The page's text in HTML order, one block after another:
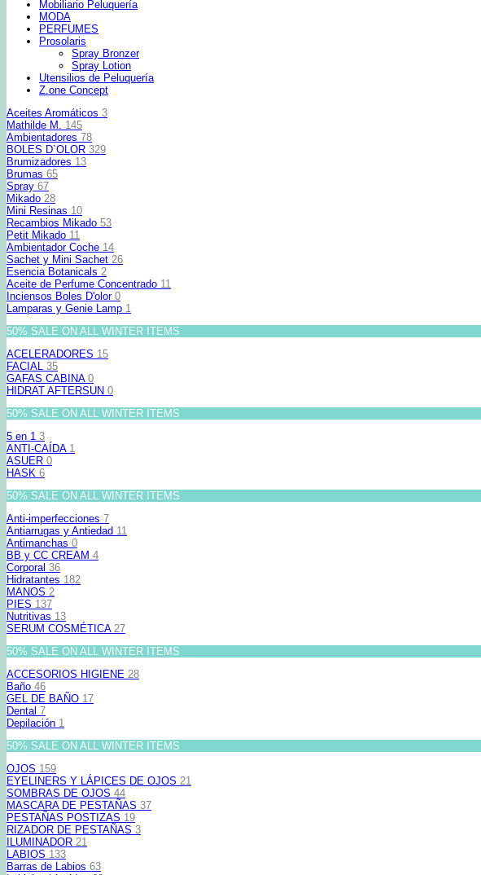
Mobiliario Peluquería
MODA
PERFUMES
Prosolaris
Spray Bronzer
Spray Lotion
Utensilios de Peluquería
Z.one Concept
Aceites Aromáticos 3
Mathilde M. 145
Ambientadores 78
BOLES D`OLOR 329
Brumizadores 13
Brumas 65
Spray 67
Mikado 28
Mini Resinas 10
Recambios Mikado 53
Petit Mikado 11
Ambientador Coche 14
Sachet y Mini Sachet 26
Esencia Botanicals 2
Aceite de Perfume Concentrado 11
Inciensos Boles D'olor 0
Lamparas y Genie Lamp 1
50% SALE ON ALL WINTER ITEMS
ACELERADORES 15
FACIAL 35
GAFAS CABINA 0
HIDRAT AFTERSUN 0
50% SALE ON ALL WINTER ITEMS
5 en 1 3
ANTI-CAÍDA 1
ASUER 0
HASK 6
50% SALE ON ALL WINTER ITEMS
Anti-imperfecciones 7
Antiarrugas y Antiedad 11
Antimanchas 0
BB y CC CREAM 4
Corporal 36
Hidratantes 182
MANOS 2
PIES 137
Nutritivas 13
SERUM COSMÉTICA 27
50% SALE ON ALL WINTER ITEMS
ACCESORIOS HIGIENE 28
Baño 46
GEL DE BAÑO 17
Dental 7
Depilación 1
50% SALE ON ALL WINTER ITEMS
OJOS 159
EYELINERS Y LÁPICES DE OJOS 21
SOMBRAS DE OJOS 44
MASCARA DE PESTAÑAS 37
PESTAÑAS POSTIZAS 19
RIZADOR DE PESTAÑAS 3
ILUMINADOR 21
LABIOS 133
Barras de Labios 63